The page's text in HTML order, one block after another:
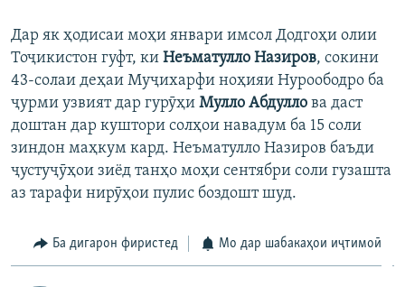
Дар як ҳодисаи моҳи январи имсол Додгоҳи олии
Тоҷикистон гуфт, ки Неъматулло Назиров, сокини
43-солаи деҳаи Муҷихарфи ноҳияи Нуроободро ба
ҷурми узвият дар гурӯҳи Мулло Абдулло ва даст
доштан дар куштори солҳои навадум ба 15 соли
зиндон маҳкум кард. Неъматулло Назиров баъди
ҷустуҷӯҳои зиёд танҳо моҳи сентябри соли гузашта
аз тарафи нирӯҳои пулис боздошт шуд.
Ба дигарон фиристед Мо дар шабакаҳои иҷтимоӣ